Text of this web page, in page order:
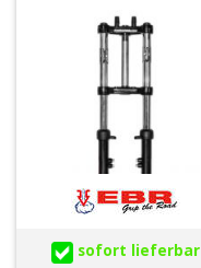
sofort lieferbar